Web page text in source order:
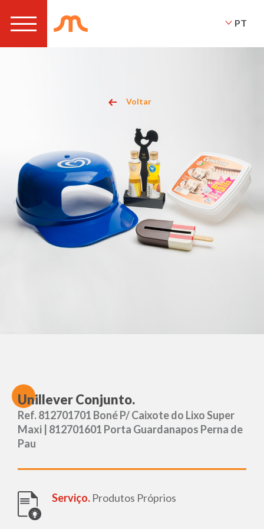
PT
Unillever Conjunto.
Ref. 812701701 Boné P/ Caixote do Lixo Super
Maxi | 812701601 Porta Guardanapos Perna de
Pau
Serviço. Produtos Próprios